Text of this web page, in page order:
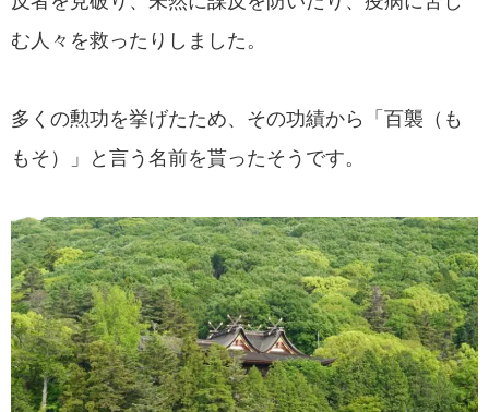
む人々を救ったりしました。
多くの勲功を挙げたため、その功績から「百襲（も
もそ）」と言う名前を貰ったそうです。